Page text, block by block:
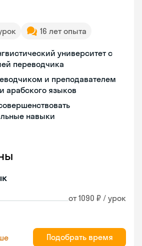
16 лет опыта
университет с
переводчика
и преподавателем
арабского языков
навыки
от 1090 ₽ / урок
Подобрать время